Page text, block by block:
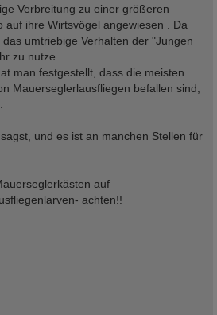
Verbreitung zu einer größeren
auf ihre Wirtsvögel angewiesen . Da
umtriebige Verhalten der "Jungen
zu nutze.
man festgestellt, dass die meisten
Mauerseglerlausfliegen befallen sind,
und es ist an manchen Stellen für
auf
achten!!